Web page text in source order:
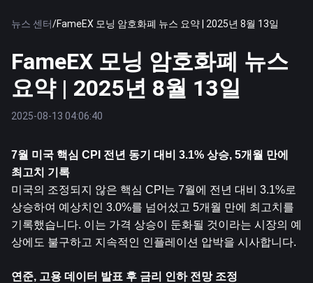
뉴스 센터/FameEX 모닝 암호화폐 뉴스 요약 | 2025년 8월 13일
FameEX 모닝 암호화폐 뉴스
요약 | 2025년 8월 13일
2025-08-13 04:06:40
7월 미국 핵심 CPI 전년 동기 대비 3.1% 상승, 5개월 만에
최고치 기록
미국의 조정되지 않은 핵심 CPI는 7월에 전년 대비 3.1%로
상승하여 예상치인 3.0%를 넘어섰고 5개월 만에 최고치를
기록했습니다. 이는 가격 상승이 둔화될 것이라는 시장의 예
상에도 불구하고 지속적인 인플레이션 압박을 시사합니다.
연준, 고용 데이터 발표 후 금리 인하 전망 조정